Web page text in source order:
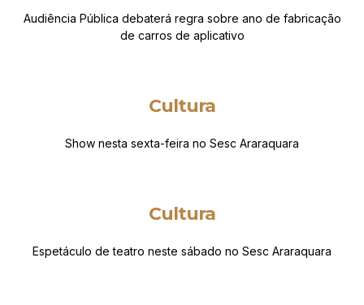
Audiência Pública debaterá regra sobre ano de fabricação
de carros de aplicativo
Cultura
Show nesta sexta-feira no Sesc Araraquara
Cultura
Espetáculo de teatro neste sábado no Sesc Araraquara